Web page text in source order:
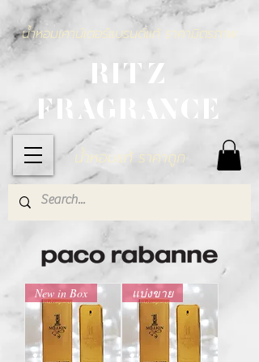
RITZ
FRAGRANCE
น้ำหอมแท้ ราคาถูก
น้ำหอมเคาน์เตอร์แบรนด์แท้ ราคามิตรภาพ
New in Box แบ่งขาย